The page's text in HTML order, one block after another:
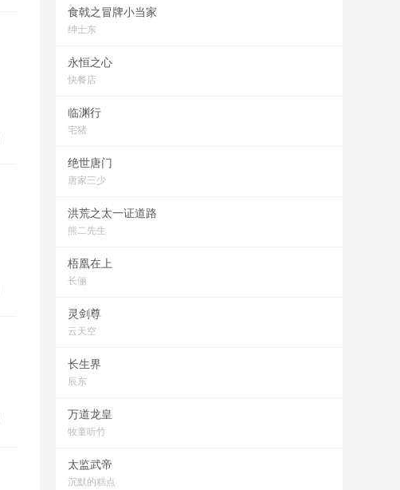
食戟之冒牌小当家
绅士东
永恒之心
快餐店
临渊行
宅猪
绝世唐门
唐家三少
洪荒之太一证道路
熊二先生
梧凰在上
长俪
灵剑尊
云天空
长生界
辰东
万道龙皇
牧童听竹
太监武帝
沉默的糕点